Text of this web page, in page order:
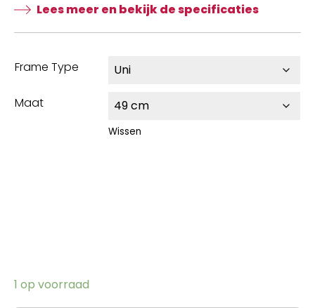
Lees meer en bekijk de specificaties
Frame Type
Maat
Wissen
1 op voorraad